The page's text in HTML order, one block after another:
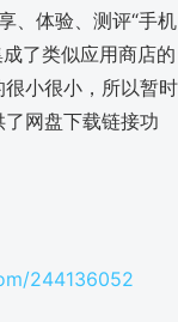
、体验、测评“手机
成了类似应用商店的
小很小，所以暂时
网盘下载链接功
244136052